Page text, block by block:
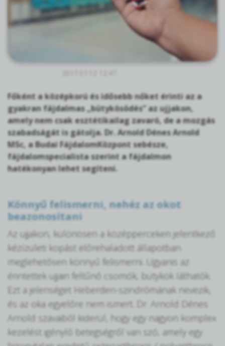
Főként a középkorú és idősebb nőket érinti az a
gyakran fájdalmas „bütykösödés” az ujjakon,
amely nem csak esztétikailag zavaró, de a mozgás
szabadságát is gátolja. Dr. Arnold Dénes Arnold
MSc, a Budai FájdalomKözpont sebésze,
fájdalomspecialista szerint a fájdalmon
hatékonyan lehet segíteni.
Könnyű felismerni, nehéz az okot
beazonosítani
Az ujjakon, különösen a középperceken jelentkező
kézízületi kopást előrehaladott állapotban
meglehetősen könnyű felismerni. Ugyanis az
érintettek ujjain feltűnő csomók, bütykök láthatók.
Ezt a jelenséget Heberden-szindrómának nevezik,
és az oka egyelőre nem ismert. Dr. Arnold Dénes
Arnold szavaiból kiderül, hogy egy nagyon komplex
kezelést igénylő betegségről van szó, amely egy